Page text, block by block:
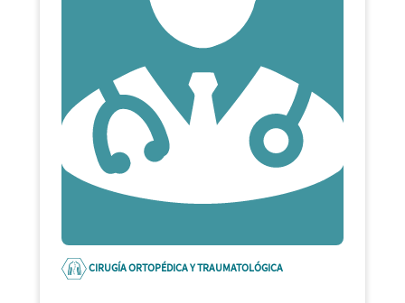
CIRUGÍA ORTOPÉDICA Y TRAUMATOLÓGICA